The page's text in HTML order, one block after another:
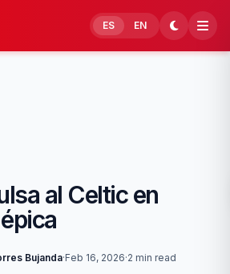
ES EN
al Celtic en
Bujanda·Feb 16, 2026·2 min read